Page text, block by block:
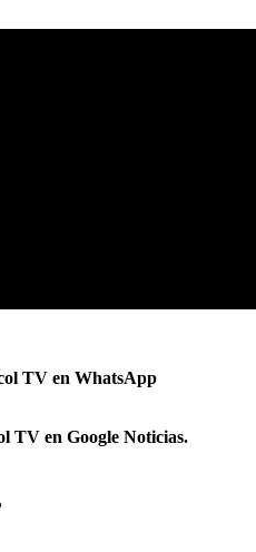
TV en WhatsApp
TV en Google Noticias.